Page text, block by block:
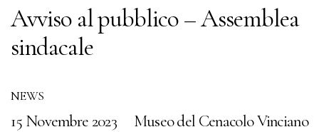
Avviso al pubblico – Assemblea
sindacale
NEWS
15 Novembre 2023 Museo del Cenacolo Vinciano